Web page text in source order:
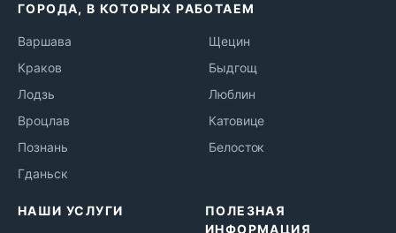
ГОРОДА, В КОТОРЫХ РАБОТАЕМ
Варшава
Краков
Лодзь
Вроцлав
Познань
Гданьск
Щецин
Быдгощ
Люблин
Катовице
Белосток
НАШИ УСЛУГИ
ПОЛЕЗНАЯ
ИНФОРМАЦИЯ